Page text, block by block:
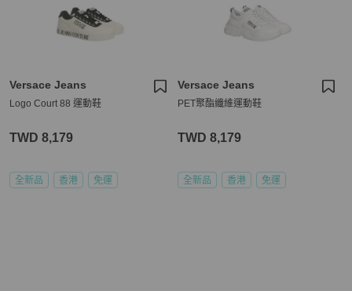
Versace Jeans
Logo Court 88 運動鞋
TWD 8,179
全新品 香港 免運
Versace Jeans
PET聚酯纖維運動鞋
TWD 8,179
全新品 香港 免運